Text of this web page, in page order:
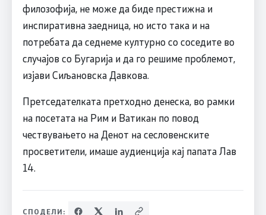
филозофија, не може да биде престижна и
инспиративна заедница, но исто така и на
потребата да седнеме културно со соседите во
случајов со Бугарија и да го решиме проблемот,
изјави Сиљановска Давкова.
Претседателката претходно денеска, во рамки
на посетата на Рим и Ватикан по повод
чествувањето на Денот на сесловенските
просветители, имаше аудиенција кај папата Лав
14.
СПОДЕЛИ: